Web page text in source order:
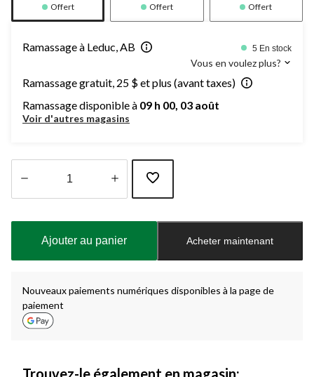
Offert Offert Offert
Ramassage à Leduc, AB 5 En stock
Vous en voulez plus?
Ramassage gratuit, 25 $ et plus (avant taxes)
Ramassage disponible à 09 h 00, 03 août
Voir d'autres magasins
à
Ajouter au panier Acheter maintenant
Nouveaux paiements numériques disponibles à la page de
paiement
Trouvez-le également en magasin: